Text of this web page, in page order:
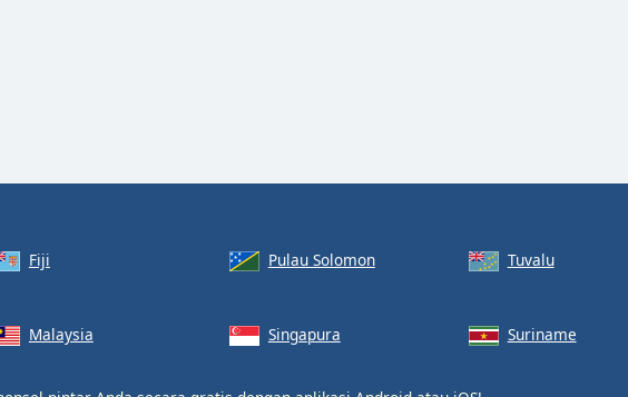
Fiji Pulau Solomon Tuvalu
Malaysia Singapura Suriname